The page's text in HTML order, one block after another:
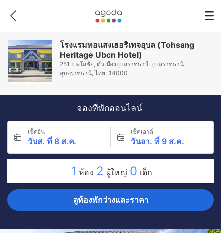
โรงแรมทอแสงเฮอริเทจอุบล (Tohsang
Heritage Ubon Hotel)
251 ถ.พโลชัย, ตัวเมืองอุบลราชธานี, อุบลราชธานี,
อุบลราชธานี, ไทย, 34000
จองที่พักออนไลน์
เช็คอิน
วันส. ที่ 8 ส.ค.
เช็คเอาต์
วันอา. ที่ 9 ส.ค.
1 ห้อง 2 ผู้ใหญ่ 0 เด็ก
ดูห้องพักว่างและราคา